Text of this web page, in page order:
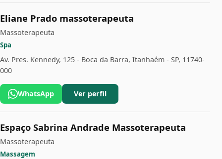
Eliane Prado massoterapeuta
Massoterapeuta
Spa
Av. Pres. Kennedy, 125 - Boca da Barra, Itanhaém - SP, 11740-
000
WhatsApp Ver perfil
Espaço Sabrina Andrade Massoterapeuta
Massoterapeuta
Massagem